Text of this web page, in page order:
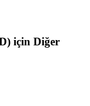
için Diğer